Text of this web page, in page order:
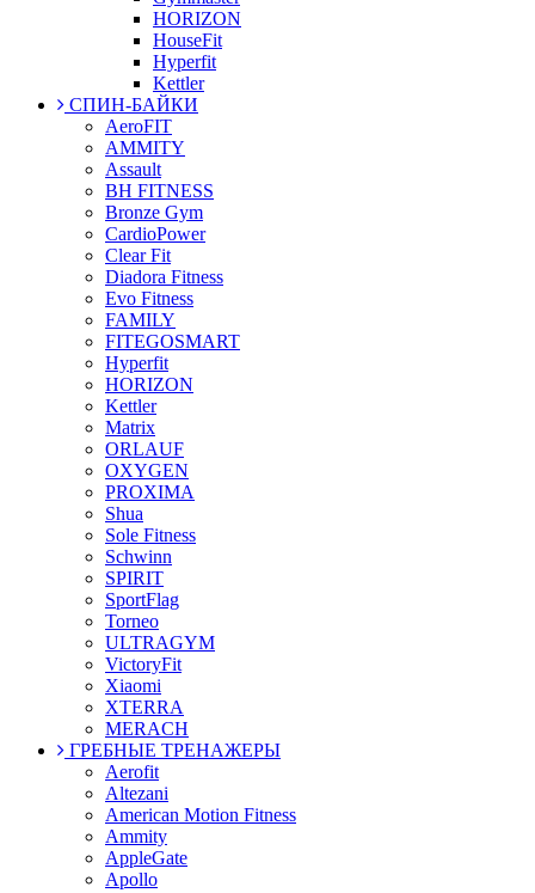
HORIZON
HouseFit
Hyperfit
Kettler
СПИН-БАЙКИ
AeroFIT
AMMITY
Assault
BH FITNESS
Bronze Gym
CardioPower
Clear Fit
Diadora Fitness
Evo Fitness
FAMILY
FITEGOSMART
Hyperfit
HORIZON
Kettler
Matrix
ORLAUF
OXYGEN
PROXIMA
Shua
Sole Fitness
Schwinn
SPIRIT
SportFlag
Torneo
ULTRAGYM
VictoryFit
Xiaomi
XTERRA
MERACH
ГРЕБНЫЕ ТРЕНАЖЕРЫ
Aerofit
Altezani
American Motion Fitness
Ammity
AppleGate
Apollo